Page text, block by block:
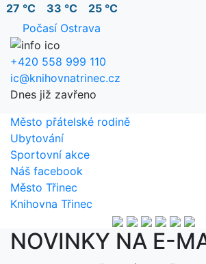
27 °C 33 °C
25 °C
Počasí Ostrava
+420 558 999 110
ic@knihovnatrinec.cz
Dnes již zavřeno
Město přátelské rodině
Ubytování
Sportovní akce
Náš facebook
Město Třinec
Knihovna Třinec
NOVINKY NA E-